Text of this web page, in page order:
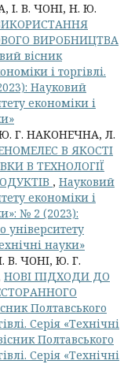
І. В. ЧОНІ, Н. Ю.
ВИРОБНИЦТВА
вісник
і торгівлі.
Науковий
економіки і
Г. НАКОНЕЧНА, Л.
В ЯКОСТІ
В ТЕХНОЛОГІЇ
, Науковий
економіки і
№ 2 (2023):
університету
науки»
В. ЧОНІ, Ю. Г.
НОВІ ПІДХОДИ ДО
Полтавського
Серія «Технічні
Полтавського
Серія «Технічні